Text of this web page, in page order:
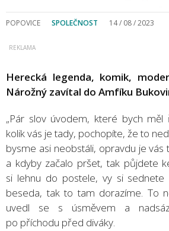
POPOVICE SPOLEČNOST 14 / 08 / 2023
Herecká legenda, komik,
Nárožný zavítal do Amfíku
„Pár slov úvodem, které bych
kolik vás je tady, pochopíte, že to
bysme asi neobstáli, opravdu je vás
a kdyby začalo pršet, tak půjdete
si lehnu do postele, vy si
beseda, tak to tam dorazíme. To
uvedl se s úsměvem a
po příchodu před diváky.